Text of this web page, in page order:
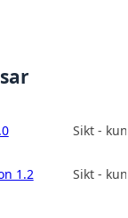
Sikt -
1.2 Sikt -